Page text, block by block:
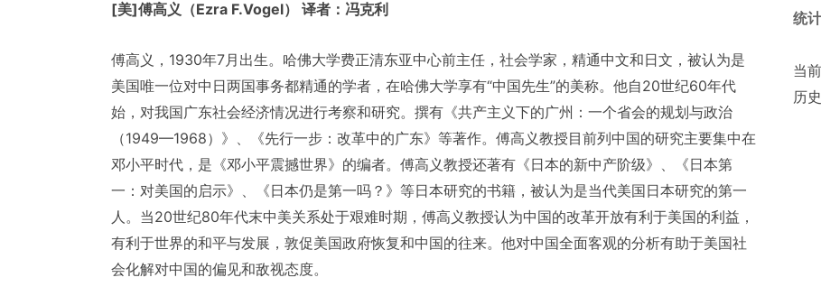
[美]傅高义（Ezra F.Vogel） 译者：冯克利
傅高义，1930年7月出生。哈佛大学费正清东亚中心前主任，社会学家，精通中文和日文，被认为是
美国唯一位对中日两国事务都精通的学者，在哈佛大学享有“中国先生”的美称。他自20世纪60年代
始，对我国广东社会经济情况进行考察和研究。撰有《共产主义下的广州：一个省会的规划与政治
（1949—1968）》、《先行一步：改革中的广东》等著作。傅高义教授目前列中国的研究主要集中在
邓小平时代，是《邓小平震撼世界》的编者。傅高义教授还著有《日本的新中产阶级》、《日本第
一：对美国的启示》、《日本仍是第一吗？》等日本研究的书籍，被认为是当代美国日本研究的第一
人。当20世纪80年代末中美关系处于艰难时期，傅高义教授认为中国的改革开放有利于美国的利益，
有利于世界的和平与发展，敦促美国政府恢复和中国的往来。他对中国全面客观的分析有助于美国社
会化解对中国的偏见和敌视态度。
统
当
历